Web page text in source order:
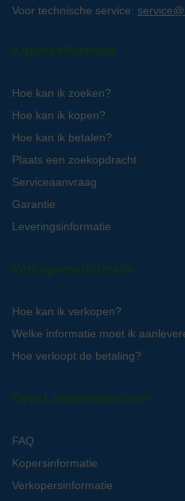
Voor technische service:
Kopersinformatie
Hoe kan ik zoeken?
Hoe kan ik kopen?
Hoe kan ik betalen?
Plaats een zoekopdracht
Serviceaanvraag
Garantie
Leveringsinformatie
Verkopersinformatie
Hoe kan ik verkopen?
Welke informatie moet ik
Hoe verloopt de betaling?
Over LabMakelaar.com
FAQ
Kopersinformatie
Verkopersinformatie